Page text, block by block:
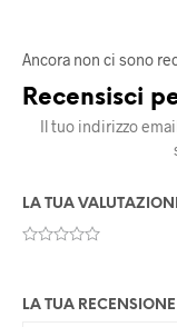
Ancora non ci sono
Recensisci
Il tuo indirizzo
LA TUA
LA TUA RECENSIONE